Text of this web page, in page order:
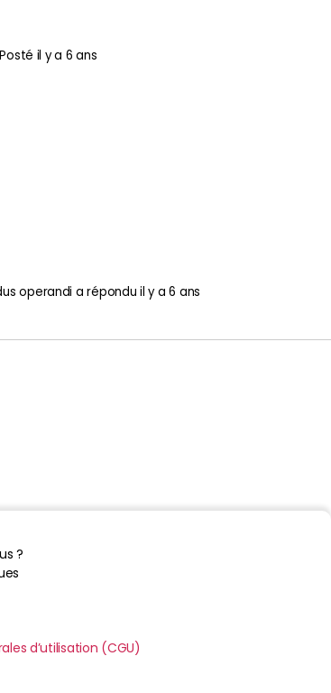
Posté il y a 6 ans
operandi a réponduil y a 6 ans
?
d’utilisation (CGU)